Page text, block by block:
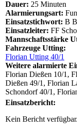
Dauer: 25 Minuten
Alarmierungsart:
Einsatzstichwort: B
Einsatzleiter: FF
Mannschaftsstärke
Fahrzeuge Utting:
Florian Utting 40/1
Weitere alarmierte
Florian Dießen 10/1,
Dießen 49/1, Florian
Schondorf 40/1,
Einsatzbericht:
Kein Bericht verfügbar.